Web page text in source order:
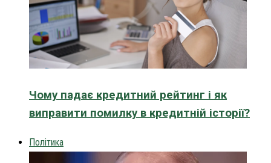
Чому падає кредитний рейтинг і як
виправити помилку в кредитній історії?
Політика